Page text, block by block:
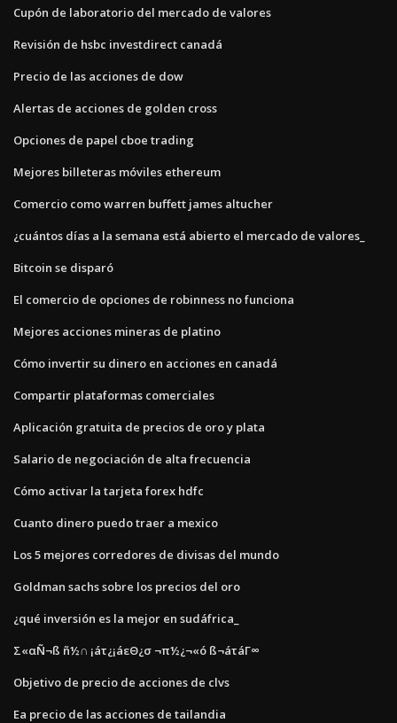
Cupón de laboratorio del mercado de valores
Revisión de hsbc investdirect canadá
Precio de las acciones de dow
Alertas de acciones de golden cross
Opciones de papel cboe trading
Mejores billeteras móviles ethereum
Comercio como warren buffett james altucher
¿cuántos días a la semana está abierto el mercado de valores_
Bitcoin se disparó
El comercio de opciones de robinness no funciona
Mejores acciones mineras de platino
Cómo invertir su dinero en acciones en canadá
Compartir plataformas comerciales
Aplicación gratuita de precios de oro y plata
Salario de negociación de alta frecuencia
Cómo activar la tarjeta forex hdfc
Cuanto dinero puedo traer a mexico
Los 5 mejores corredores de divisas del mundo
Goldman sachs sobre los precios del oro
¿qué inversión es la mejor en sudáfrica_
Σ«αÑ¬ß ñ½∩ ¡áτ¿¡áεΘ¿σ ¬π½¿¬«ó ß¬áτáΓ∞
Objetivo de precio de acciones de clvs
Ea precio de las acciones de tailandia